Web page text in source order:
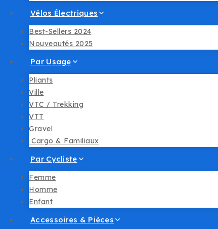
Vélos Électriques
Best-Sellers 2024
Nouveautés 2025
Par Usage
Pliants
Ville
VTC / Trekking
VTT
Gravel
︎ Cargo & Familiaux
Par Cycliste
Femme
Homme
Enfant
Accessoires & Pièces